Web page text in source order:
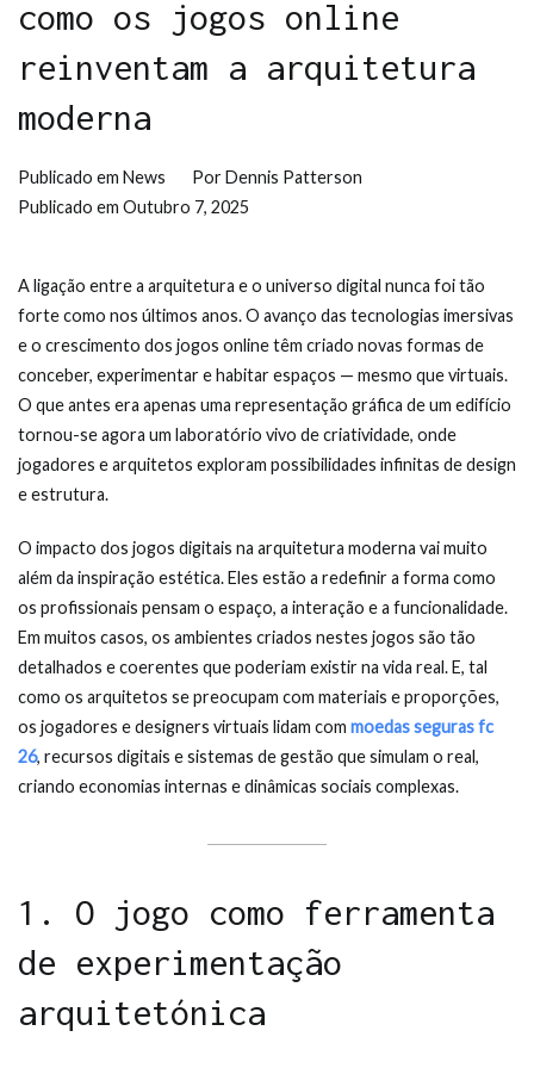
como os jogos online
reinventam a arquitetura
moderna
Publicado em News PorDennis Patterson
Publicado em Outubro 7, 2025
A ligação entre a arquitetura e o universo digital nunca foi tão
forte como nos últimos anos. O avanço das tecnologias imersivas
e o crescimento dos jogos online têm criado novas formas de
conceber, experimentar e habitar espaços — mesmo que virtuais.
O que antes era apenas uma representação gráfica de um edifício
tornou-se agora um laboratório vivo de criatividade, onde
jogadores e arquitetos exploram possibilidades infinitas de design
e estrutura.
O impacto dos jogos digitais na arquitetura moderna vai muito
além da inspiração estética. Eles estão a redefinir a forma como
os profissionais pensam o espaço, a interação e a funcionalidade.
Em muitos casos, os ambientes criados nestes jogos são tão
detalhados e coerentes que poderiam existir na vida real. E, tal
como os arquitetos se preocupam com materiais e proporções,
os jogadores e designers virtuais lidam com moedas seguras fc
26, recursos digitais e sistemas de gestão que simulam o real,
criando economias internas e dinâmicas sociais complexas.
1. O jogo como ferramenta
de experimentação
arquitetónica